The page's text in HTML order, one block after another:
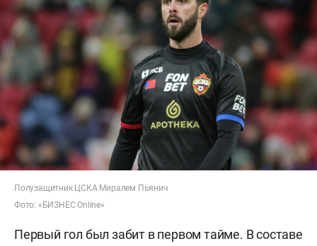
Полузащитник ЦСКА Миралем Пьянич
Фото: «БИЗНЕС Online»
Первый гол был забит в первом тайме. В составе